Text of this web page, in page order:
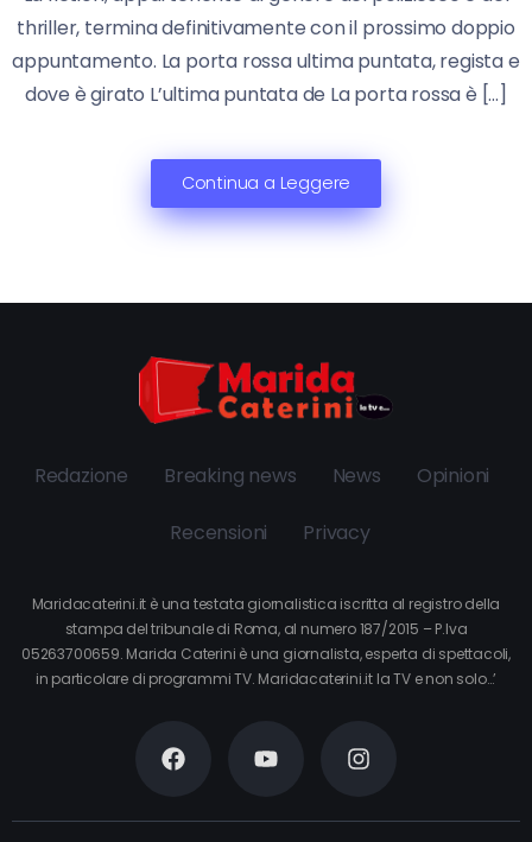
thriller, termina definitivamente con il prossimo doppio
appuntamento. La porta rossa ultima puntata, regista e
dove è girato L’ultima puntata de La porta rossa è […]
Continua a Leggere
Redazione Breaking news News Opinioni
Recensioni Privacy
Maridacaterini.it è una testata giornalistica iscritta al registro della
stampa del tribunale di Roma, al numero 187/2015 – P.Iva
05263700659. Marida Caterini è una giornalista, esperta di spettacoli,
in particolare di programmi TV. Maridacaterini.it la TV e non solo…’